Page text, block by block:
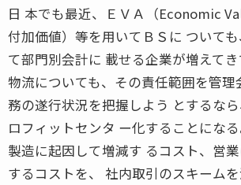
日 本でも最近、ＥＶＡ（Economic
付加価値）等を用いてＢＳに ついて
て部門別会計に 載せる企業が増えてき
物流についても、その責任範囲を管理
務の遂行状況を把握しよう とするな
ロフィットセンタ ー化することになる
製造に起因して増減す るコスト、営
するコストを、 社内取引のスキーム